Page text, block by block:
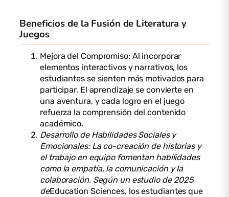
Beneficios de la Fusión de Literatura y
Juegos
Mejora del Compromiso: Al incorporar
elementos interactivos y narrativos, los
estudiantes se sienten más motivados para
participar. El aprendizaje se convierte en
una aventura, y cada logro en el juego
refuerza la comprensión del contenido
académico.
Desarrollo de Habilidades Sociales y
Emocionales: La co-creación de historias y
el trabajo en equipo fomentan habilidades
como la empatía, la comunicación y la
colaboración. Según un estudio de 2025
deEducation Sciences, los estudiantes que